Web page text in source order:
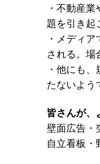
・不動産
題を引き起
・メディ
される。場
・他にも
たないよう
皆さんが、
壁面広告・
自立看板・